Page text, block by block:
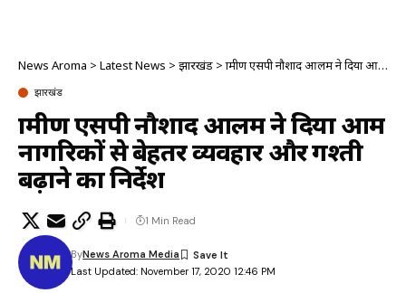
News Aroma > Latest News > झारखंड >ग्रामीण एसपी नौशाद आलम ने दिया आम नागरिकों से बेहतर व्यवहार और गश्ती बढ़ाने का निर्देश
झारखंड
ग्रामीण एसपी नौशाद आलम ने दिया आम
नागरिकों से बेहतर व्यवहार और गश्ती
बढ़ाने का निर्देश
Last Updated: November 17, 2020 12:46 PM
ByNews Aroma Media
1 Min Read